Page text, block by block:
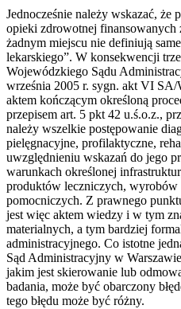
Jednocześnie należy wskazać, że
opieki zdrowotnej
żadnym miejscu nie definiują
lekarskiego”. W konsekwencji
Wojewódzkiego Sądu
września 2005 r. sygn. akt VI
aktem kończącym określoną
przepisem art. 5 pkt 42 u.ś.o.z.,
należy wszelkie postępowanie
pielęgnacyjne, profilaktyczne,
uwzględnieniu wskazań do jego
warunkach określonej
produktów leczniczych,
pomocniczych. Z prawnego
jest więc aktem wiedzy i w tym
materialnych, a tym bardziej
administracyjnego. Co istotne
Sąd Administracyjny w
jakim jest skierowanie lub
badania, może być obarczony
tego błędu może być różny.